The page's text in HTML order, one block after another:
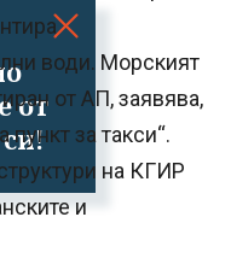
от
води. Морският
от АП, заявява,
за такси“.
на КГИР
и